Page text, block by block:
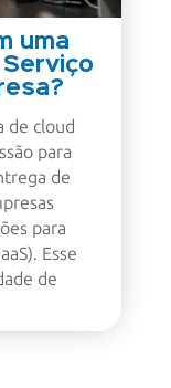
uma
de cloud
para
de
para
Esse
de